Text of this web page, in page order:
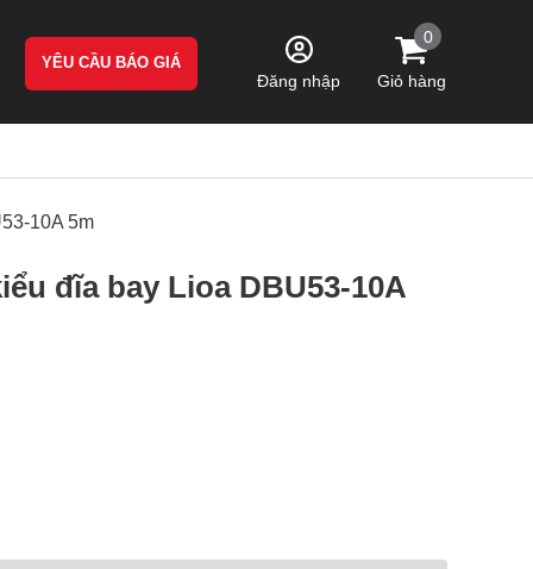
YÊU CẦU BÁO GIÁ
Đăng nhập
0
Giỏ hàng
10A 5m
đĩa bay Lioa DBU53-10A